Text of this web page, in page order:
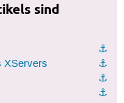
sind
⚓︎
⚓︎
XServers
⚓︎
⚓︎